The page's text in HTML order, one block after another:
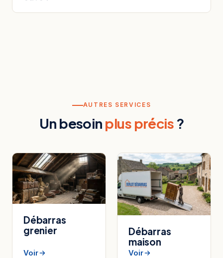
AUTRES SERVICES
Un besoin plus précis ?
Débarras
grenier
Voir
Débarras
maison
Voir